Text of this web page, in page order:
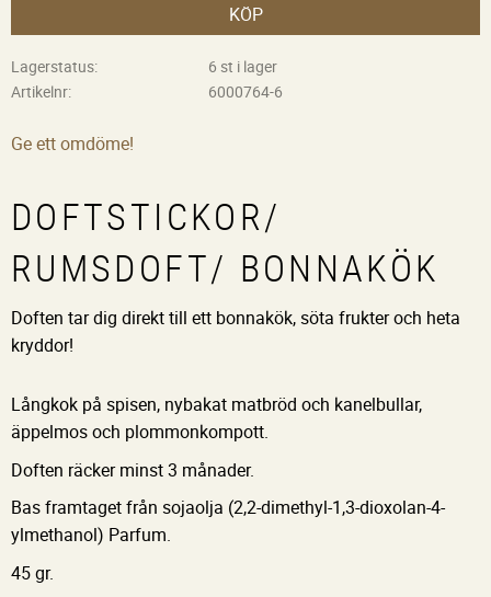
KÖP
Lagerstatus
6 st i lager
Artikelnr
6000764-6
Ge ett omdöme!
DOFTSTICKOR/
RUMSDOFT/ BONNAKÖK
Doften tar dig direkt till ett bonnakök, söta frukter och heta
kryddor!
Långkok på spisen, nybakat matbröd och kanelbullar,
äppelmos och plommonkompott.
Doften räcker minst 3 månader.
Bas framtaget från sojaolja (2,2-dimethyl-1,3-dioxolan-4-
ylmethanol) Parfum.
45 gr.